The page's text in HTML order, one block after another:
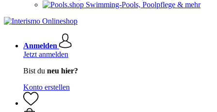
Swimming-Pools, Poolpflege & mehr
Anmelden
Jetzt anmelden
Bist du neu hier?
Konto erstellen